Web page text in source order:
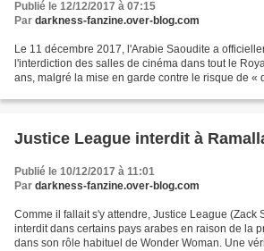
Publié le 12/12/2017 à 07:15
Par darkness-fanzine.over-blog.com
Le 11 décembre 2017, l'Arabie Saoudite a
l'interdiction des salles de cinéma dans tout le
ans, malgré la mise en garde contre le risque de «
Justice League interdit à
Publié le 10/12/2017 à 11:01
Par darkness-fanzine.over-blog.com
Comme il fallait s'y attendre, Justice League (Zack
interdit dans certains pays arabes en raison de la
dans son rôle habituel de Wonder Woman. Une